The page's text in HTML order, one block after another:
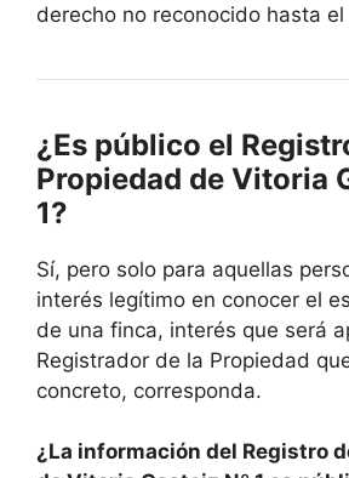
derecho no reconocido hasta
¿Es público el
Propiedad de Vitoria
1?
Sí, pero solo para aquellas
interés legítimo en conocer el
de una finca, interés que será
Registrador de la Propiedad
concreto, corresponda.
¿La información del Registro